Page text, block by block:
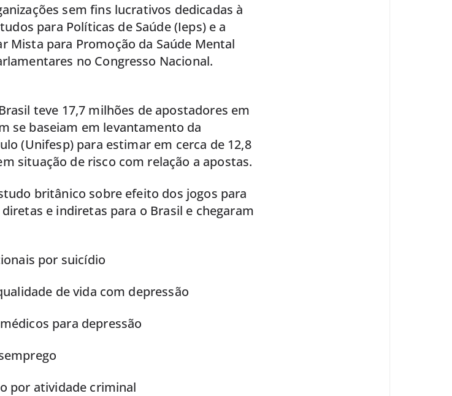
sem fins lucrativos dedicadas à
para Políticas de Saúde (Ieps) e a
Mista para Promoção da Saúde Mental
no Congresso Nacional.
teve 17,7 milhões de apostadores em
se baseiam em levantamento da
(Unifesp) para estimar em cerca de 12,8
situação de risco com relação a apostas.
britânico sobre efeito dos jogos para
e indiretas para o Brasil e chegaram
por suicídio
de vida com depressão
para depressão
por atividade criminal